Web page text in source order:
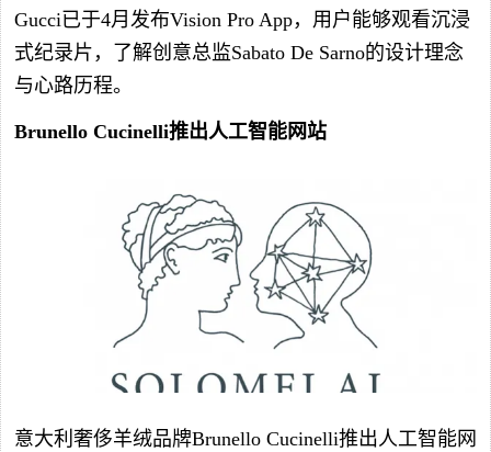
Gucci已于4月发布Vision Pro App，用户能够观看沉浸
式纪录片，了解创意总监Sabato De Sarno的设计理念
与心路历程。
Brunello Cucinelli推出人工智能网站
意大利奢侈羊绒品牌Brunello Cucinelli推出人工智能网